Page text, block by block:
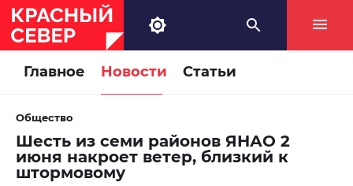
Главное Новости Статьи
Общество
Шесть из семи районов ЯНАО 2
июня накроет ветер, близкий к
штормовому